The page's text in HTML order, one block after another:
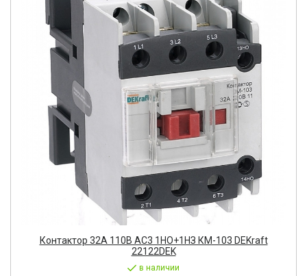
Контактор 32А 110В АС3 1НО+1НЗ КМ-103 DEKraft
22122DEK
в наличии